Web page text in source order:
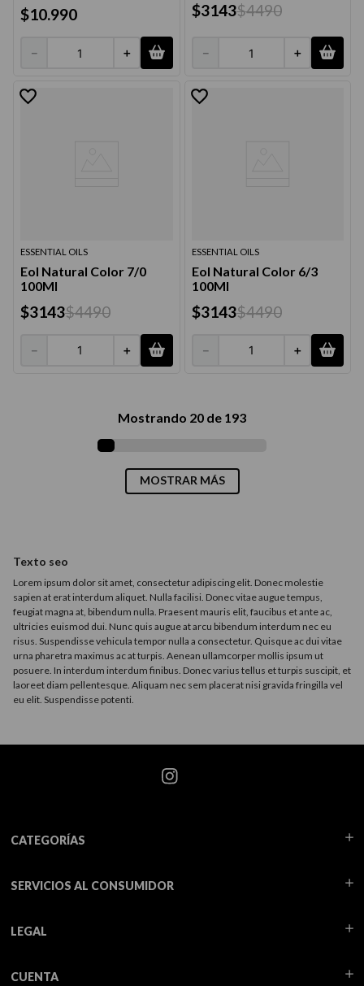
$10.990
＋
－
$3143$4490
＋
－
ESSENTIAL OILS
Eol Natural Color 7/0
100Ml
$3143$4490
＋
－
ESSENTIAL OILS
Eol Natural Color 6/3
100Ml
$3143$4490
＋
－
Mostrando 20 de 193
MOSTRAR MÁS
Texto seo
Lorem ipsum dolor sit amet, consectetur adipiscing elit. Donec molestie
sapien at erat interdum aliquet. Nulla facilisi. Donec vitae augue tempus,
feugiat magna at, bibendum nulla. Praesent mauris elit, faucibus et ante ac,
ultricies euismod dui. Nunc quis augue at arcu bibendum interdum nec eu
risus. Suspendisse vehicula tempor nulla a consectetur. Quisque ac dui vitae
urna pharetra maximus ac at turpis. Aenean ullamcorper mollis ipsum ut
posuere. In interdum interdum finibus. Donec varius tellus et turpis suscipit, et
laoreet diam pellentesque. Aliquam nec sem placerat nisi gravida fringilla vel
eu elit. Suspendisse potenti.
CATEGORÍAS
SERVICIOS AL CONSUMIDOR
LEGAL
CUENTA